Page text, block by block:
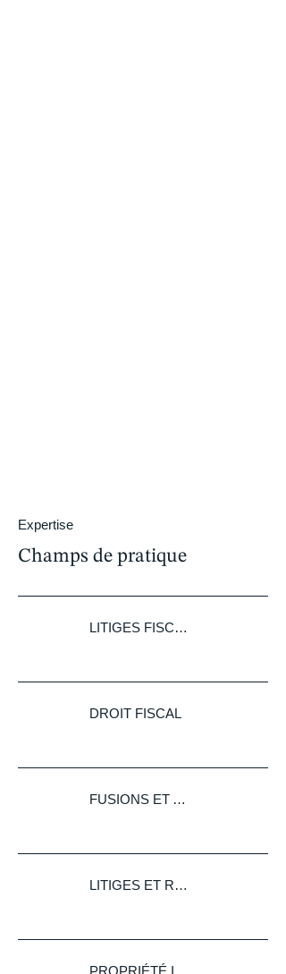
Expertise
Champs de pratique
LITIGES FISCAUX
DROIT FISCAL
FUSIONS ET ACQUISITIONS
LITIGES ET RÈGLEMENT DES DIFFÉRENDS
PROPRIÉTÉ INTELLECTUELLE